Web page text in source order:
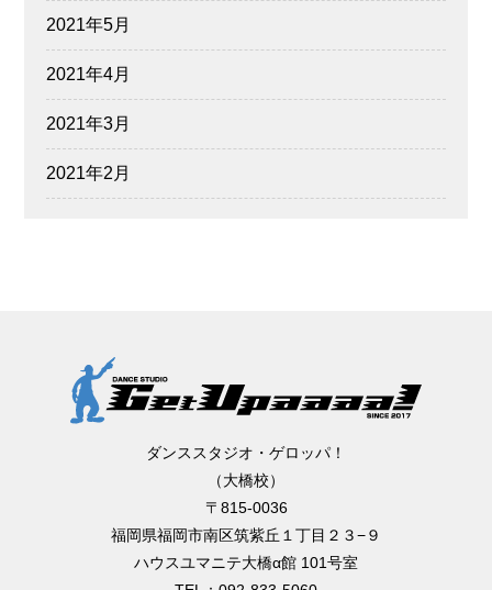
2021年5月
2021年4月
2021年3月
2021年2月
ダンススタジオ・ゲロッパ！
（大橋校）
〒815-0036
福岡県福岡市南区筑紫丘１丁目２３−９
ハウスユマニテ大橋α館 101号室